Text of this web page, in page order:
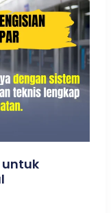
untuk